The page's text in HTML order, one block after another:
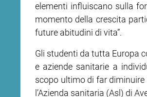
elementi influiscano sulla
momento della crescita
future abitudini di vita”.
Gli studenti da tutta Europa
e aziende sanitarie a
scopo ultimo di far diminuire
l’Azienda sanitaria (Asl) di